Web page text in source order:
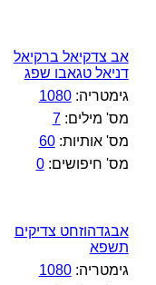
אב צדקיאל ברקיאל
דניאל טגאבו שפג
גימטריה:1080
מס' מילים:7
מס' אותיות:60
מס' חיפושים:0
אבגדהוזחט צדיקים
תשפא
גימטריה:1080